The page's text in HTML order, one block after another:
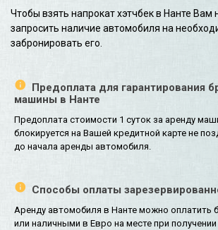
Чтобы взять напрокат хэтчбек в Нанте Вам
запросить наличие автомобиля на
забронировать его.
Предоплата для гарантирования
машины в Нанте
Предоплата стоимости 1 суток за аренду
блокируется на Вашей кредитной карте не
до начала аренды автомобиля.
Способы оплаты
Аренду автомобиля в Нанте можно оплатить
или наличными в Евро на месте при